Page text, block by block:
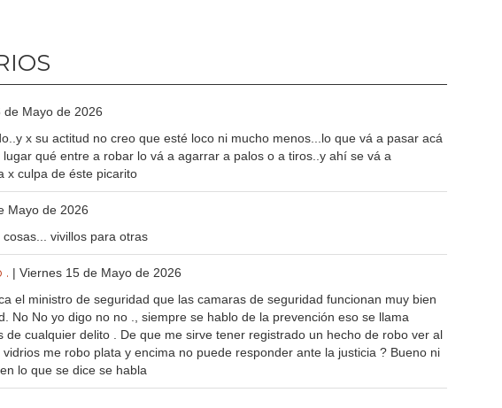
de Mayo de 2026
x su actitud no creo que esté loco ni mucho menos...lo que vá a pasar acá
qué entre a robar lo vá a agarrar a palos o a tiros..y ahí se vá a
x culpa de éste picarito
Mayo de 2026
vivillos para otras
. | Viernes 15 de Mayo de 2026
el ministro de seguridad que las camaras de seguridad funcionan muy bien
No No yo digo no no ., siempre se hablo de la prevención eso se llama
de cualquier delito . De que me sirve tener registrado un hecho de robo ver al
me robo plata y encima no puede responder ante la justicia ? Bueno ni
lo que se dice se habla